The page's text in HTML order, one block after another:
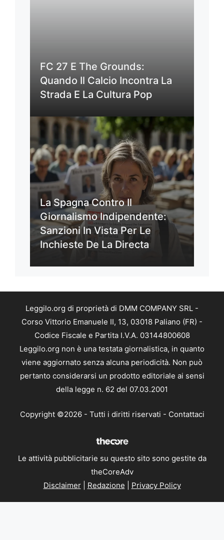
FC 27 E The Grounds:
Quando Il Calcio Incontra La
Strada E La Cultura Pop
La Spagna Contro Il
Giornalismo Indipendente:
Sanzioni In Vista Per Le
Inchieste De La Directa
Leggilo.org di proprietà di DMM COMPANY SRL -
Corso Vittorio Emanuele II, 13, 03018 Paliano (FR) -
Codice Fiscale e Partita I.V.A. 03144800608
Leggilo.org non è una testata giornalistica, in quanto
viene aggiornato senza alcuna periodicità. Non può
pertanto considerarsi un prodotto editoriale ai sensi
della legge n. 62 del 07.03.2001
Copyright ©2026 - Tutti i diritti riservati - Contattaci
Le attività pubblicitarie su questo sito sono gestite da
theCoreAdv
Disclaimer| Redazione Privacy Policy